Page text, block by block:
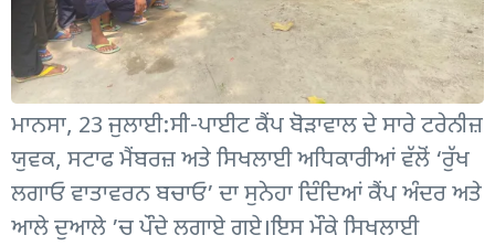
ਮਾਨਸਾ, 23 ਜੁਲਾਈ:ਸੀ-ਪਾਈਟ ਕੈਂਪ ਬੋੜਾਵਾਲ ਦੇ ਸਾਰੇ ਟਰੇਨੀਜ਼
ਯੁਵਕ, ਸਟਾਫ ਮੈਂਬਰਜ਼ ਅਤੇ ਸਿਖਲਾਈ ਅਧਿਕਾਰੀਆਂ ਵੱਲੋਂ ‘ਰੁੱਖ
ਲਗਾਓ ਵਾਤਾਵਰਨ ਬਚਾਓ’ ਦਾ ਸੁਨੇਹਾ ਦਿੰਦਿਆਂ ਕੈਂਪ ਅੰਦਰ ਅਤੇ
ਆਲੇ ਦੁਆਲੇ ’ਚ ਪੌਦੇ ਲਗਾਏ ਗਏ।ਇਸ ਮੌਕੇ ਸਿਖਲਾਈ